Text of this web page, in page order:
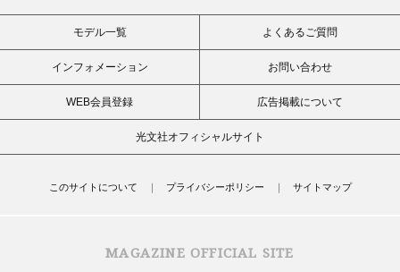
モデル一覧 よくあるご質問
インフォメーション お問い合わせ
WEB会員登録 広告掲載について
光文社オフィシャルサイト
このサイトについて プライバシーポリシー サイトマップ
MAGAZINE OFFICIAL SITE